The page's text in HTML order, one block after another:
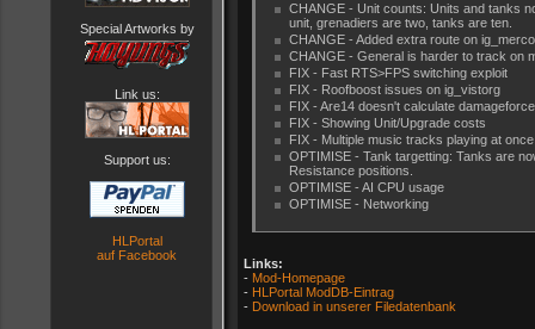
Special Artworks by
Link us:
Support us:
HLPortal
auf Facebook
CHANGE - Unit counts: Units and tanks
unit, grenadiers are two, tanks are ten.
CHANGE - Added extra route on
CHANGE - General is harder to track on
FIX - Fast RTS>FPS switching exploit
FIX - Roofboost issues on ig_vistorg
FIX - Are14 doesn't calculate
FIX - Showing Unit/Upgrade costs
FIX - Multiple music tracks playing at once
OPTIMISE - Tank targetting: Tanks are
Resistance positions.
OPTIMISE - AI CPU usage
OPTIMISE - Networking
Links:
- Mod-Homepage
- HLPortal ModDB-Eintrag
- Download in unserer Filedatenbank